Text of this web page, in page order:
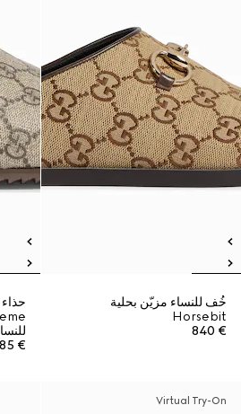
خُف للنساء مزيّن بحلية
Horsebit
€ 840
€ 685
Virtual Try-On